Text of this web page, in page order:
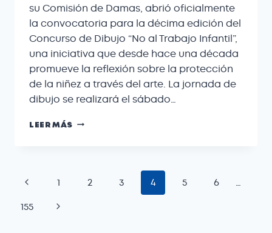
su Comisión de Damas, abrió oficialmente
la convocatoria para la décima edición del
Concurso de Dibujo “No al Trabajo Infantil”,
una iniciativa que desde hace una década
promueve la reflexión sobre la protección
de la niñez a través del arte. La jornada de
dibujo se realizará el sábado…
LEER MÁS
1 2 3 4 5 6
…
155